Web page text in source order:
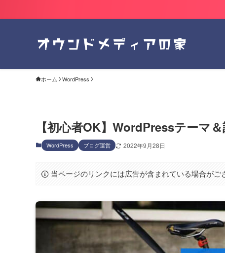
ホーム WordPress
【初心者OK】WordPressテーマ
WordPress ブログ運営 2022年9月28日
当ページのリンクには広告が含まれている場合がご